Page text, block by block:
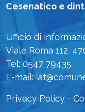
Cesenatico e
Ufficio di
Viale Roma 112,
Tel: 0547 79435
E-mail:
Privacy Policy -